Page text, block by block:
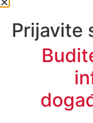
Prijavite